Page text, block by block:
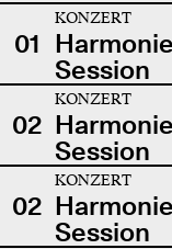
01
KONZERT
Session
02
KONZERT
Session
02
KONZERT
Session